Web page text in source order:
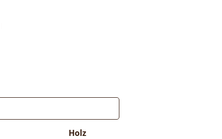
Holz